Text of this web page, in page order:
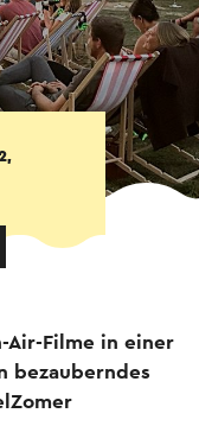
Air-Filme in einer
bezauberndes